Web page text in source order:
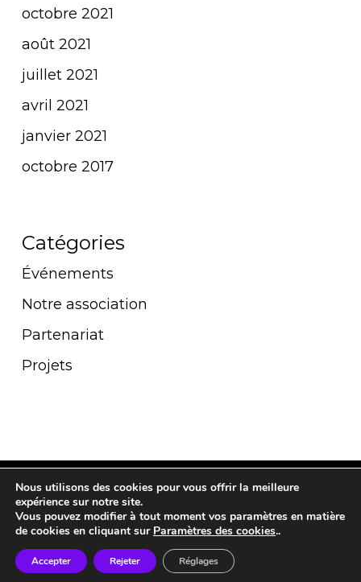
octobre 2021
août 2021
juillet 2021
avril 2021
janvier 2021
octobre 2017
Catégories
Événements
Notre association
Partenariat
Projets
twitter facebook linkedin instagramtiktok
Nous utilisons des cookies pour vous offrir la meilleure
expérience sur notre site.
Vous pouvez modifier à tout moment vos paramètres en matière
de cookies en cliquant sur Paramètres des cookies..
Accepter Rejeter Réglages